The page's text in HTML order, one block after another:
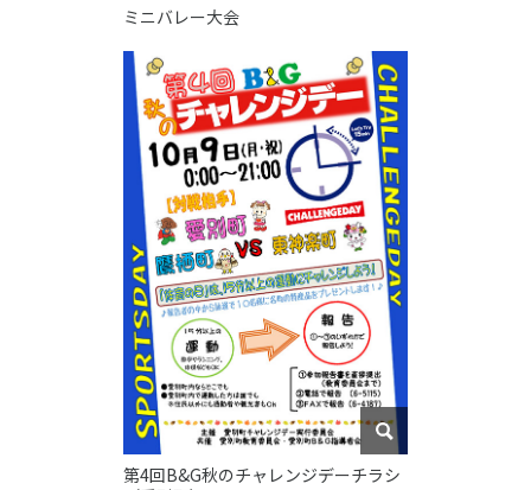
個人情報保護方針
ソーシャルメディア運営方針
自治体との連携
各教育機関との連携
スポーツ振興団体との連携
【動画】スポーツでアクティブなまちづくり
知る学ぶ
SPORT POLICY INCUBATOR ―スポーツ政策の『卵』 ―
Sport Topics
スポーツ 歴史の検証
スポーツ辞典
ミニバレー大会
第4回B&G秋のチャレンジデーチラシ